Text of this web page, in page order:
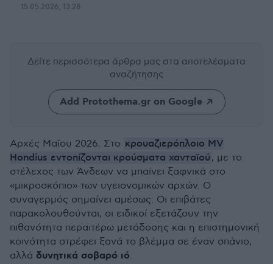
15.05.2026, 13:28
Δείτε περισσότερα άρθρα μας στα αποτελέσματα
αναζήτησης
Add Protothema.gr on Google
Αρχές Μαΐου 2026. Στο κρουαζιερόπλοιο MV
Hondius εντοπίζονται κρούσματα χανταϊού , με το
στέλεχος των Άνδεων να μπαίνει ξαφνικά στο
«μικροσκόπιο» των υγειονομικών αρχών. Ο
συναγερμός σημαίνει αμέσως: Οι επιβάτες
παρακολουθούνται, οι ειδικοί εξετάζουν την
πιθανότητα περαιτέρω μετάδοσης και η επιστημονική
κοινότητα στρέφει ξανά το βλέμμα σε έναν σπάνιο,
αλλά δυνητικά σοβαρό ιό.